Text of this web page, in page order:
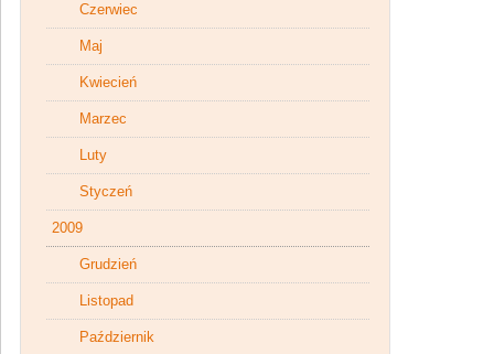
Czerwiec
Maj
Kwiecień
Marzec
Luty
Styczeń
2009
Grudzień
Listopad
Październik